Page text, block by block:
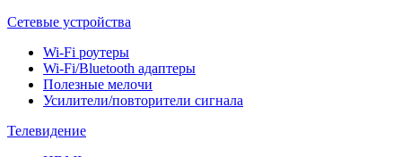
Сетевые устройства
Wi-Fi роутеры
Wi-Fi/Bluetooth адаптеры
Полезные мелочи
Усилители/повторители сигнала
Телевидение